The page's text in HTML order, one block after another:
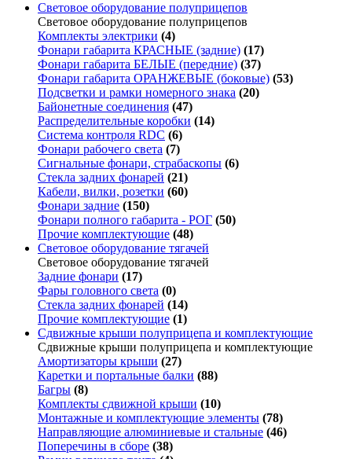
Световое оборудование полуприцепов
Световое оборудование полуприцепов
Комплекты электрики (4)
Фонари габарита КРАСНЫЕ (задние) (17)
Фонари габарита БЕЛЫЕ (передние) (37)
Фонари габарита ОРАНЖЕВЫЕ (боковые) (53)
Подсветки и рамки номерного знака (20)
Байонетные соединения (47)
Распределительные коробки (14)
Система контроля RDC (6)
Фонари рабочего света (7)
Сигнальные фонари, страбаскопы (6)
Стекла задних фонарей (21)
Кабели, вилки, розетки (60)
Фонари задние (150)
Фонари полного габарита - РОГ (50)
Прочие комплектующие (48)
Световое оборудование тягачей
Световое оборудование тягачей
Задние фонари (17)
Фары головного света (0)
Стекла задних фонарей (14)
Прочие комплектующие (1)
Сдвижные крыши полуприцепа и комплектующие
Сдвижные крыши полуприцепа и комплектующие
Амортизаторы крыши (27)
Каретки и портальные балки (88)
Багры (8)
Комплекты сдвижной крыши (10)
Монтажные и комплектующие элементы (78)
Направляющие алюминиевые и стальные (46)
Поперечины в сборе (38)